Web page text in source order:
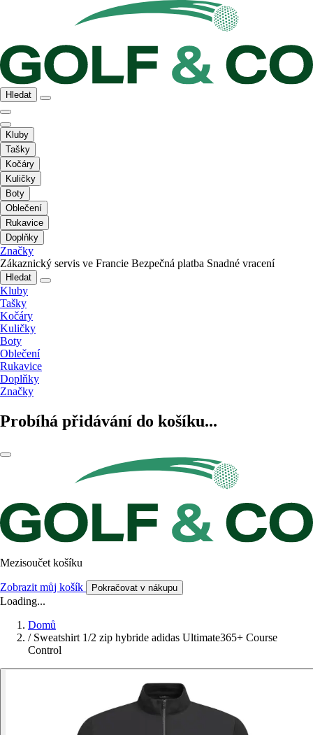
Hledat
Kluby
Tašky
Kočáry
Kuličky
Boty
Oblečení
Rukavice
Doplňky
Značky
Zákaznický servis ve Francie Bezpečná platba Snadné vracení
Hledat
Kluby
Tašky
Kočáry
Kuličky
Boty
Oblečení
Rukavice
Doplňky
Značky
Probíhá přidávání do košíku...
Mezisoučet košíku
Zobrazit můj košík Pokračovat v nákupu
Loading...
Domů
/ Sweatshirt 1/2 zip hybride adidas Ultimate365+ Course
Control